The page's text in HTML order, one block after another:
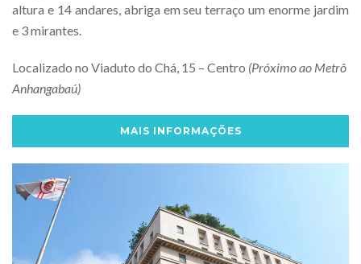
altura e 14 andares, abriga em seu terraço um enorme jardim
e 3 mirantes.
Localizado no Viaduto do Chá, 15 – Centro (Próximo ao Metrô
Anhangabaú)
MAIS INFORMAÇÕES